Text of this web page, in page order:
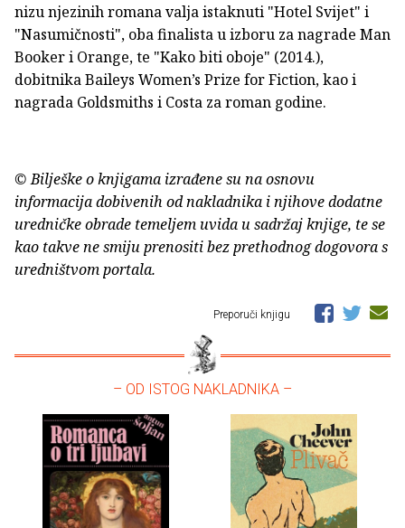
nizu njezinih romana valja istaknuti "Hotel Svijet" i
"Nasumičnosti", oba finalista u izboru za nagrade Man
Booker i Orange, te "Kako biti oboje" (2014.),
dobitnika Baileys Women’s Prize for Fiction, kao i
nagrada Goldsmiths i Costa za roman godine.
© Bilješke o knjigama izrađene su na osnovu
informacija dobivenih od nakladnika i njihove dodatne
uredničke obrade temeljem uvida u sadržaj knjige, te se
kao takve ne smiju prenositi bez prethodnog dogovora s
uredništvom portala.
Preporuči knjigu
– OD ISTOG NAKLADNIKA –